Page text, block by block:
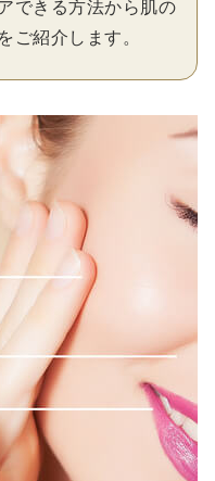
できる方法から肌の
ご紹介します。